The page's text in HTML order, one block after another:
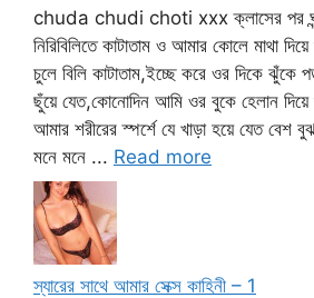
chuda chudi choti xxx ক্লাসের পর
নিরিবিলিতে কাটাতাম ও আমার কোলে মাথা
চুলে বিলি কাটাতাম,ইচ্ছে করে ওর দিকে
ছুঁয়ে যেত,কোনোদিন আমি ওর বুকে হেলান দিয়ে
আমার শরীরের স্পর্শে যে খাড়া হয়ে যেত বেশ
মনে মনে ... Read more
স্যারের সাথে আমার সেক্স কাহিনী – 1